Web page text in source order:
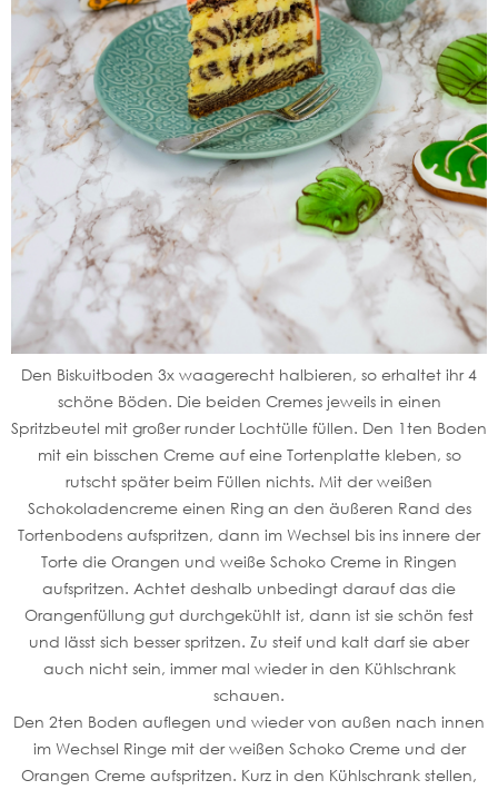
Den Biskuitboden 3x waagerecht halbieren, so erhaltet ihr 4
schöne Böden. Die beiden Cremes jeweils in einen
Spritzbeutel mit großer runder Lochtülle füllen. Den 1ten Boden
mit ein bisschen Creme auf eine Tortenplatte kleben, so
rutscht später beim Füllen nichts. Mit der weißen
Schokoladencreme einen Ring an den äußeren Rand des
Tortenbodens aufspritzen, dann im Wechsel bis ins innere der
Torte die Orangen und weiße Schoko Creme in Ringen
aufspritzen. Achtet deshalb unbedingt darauf das die
Orangenfüllung gut durchgekühlt ist, dann ist sie schön fest
und lässt sich besser spritzen. Zu steif und kalt darf sie aber
auch nicht sein, immer mal wieder in den Kühlschrank
schauen.
Den 2ten Boden auflegen und wieder von außen nach innen
im Wechsel Ringe mit der weißen Schoko Creme und der
Orangen Creme aufspritzen. Kurz in den Kühlschrank stellen,